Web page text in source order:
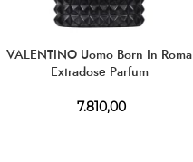
VALENTINO Uomo Born In Roma
Extradose Parfum
7.810,00